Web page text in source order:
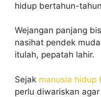
hidup bertahun-
Wejangan panjang
nasihat pendek
itulah, pepatah lahir.
Sejak manusia hidup
perlu diwariskan